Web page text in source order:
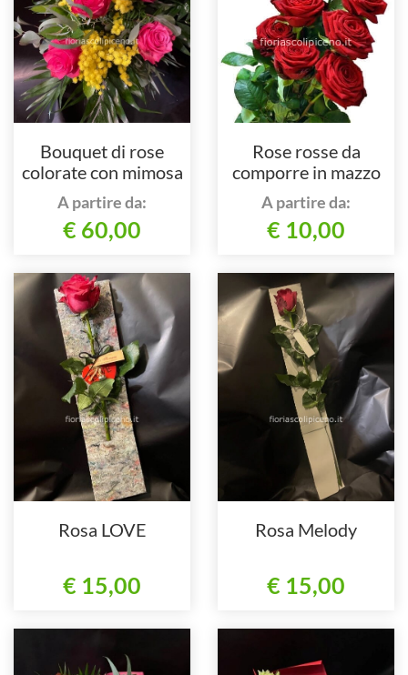
Bouquet di rose
colorate con mimosa
A partire da:
€ 60,00
Rose rosse da
comporre in mazzo
per numero di steli.
A partire da:
€ 10,00
Rosa LOVE
€ 15,00
Rosa Melody
€ 15,00